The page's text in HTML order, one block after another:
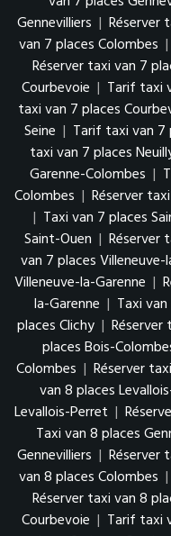
Gennevilliers | Réserver
van 7 places Colombes |
Réserver taxi van 7
Courbevoie | Tarif taxi
taxi van 7 places
Seine | Tarif taxi van 7
taxi van 7 places
Garenne-Colombes |
Colombes | Réserver
| Taxi van 7 places
Saint-Ouen | Réserver
van 7 places Villeneuve-
Villeneuve-la-Garenne |
la-Garenne | Taxi
places Clichy | Réserver
places Bois-
Colombes | Réserver
van 8 places
Levallois-Perret |
Taxi van 8 places
Gennevilliers | Réserver
van 8 places Colombes |
Réserver taxi van 8
Courbevoie | Tarif taxi